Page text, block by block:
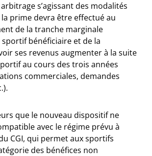
s’agissant des modalités
prime devra être effectué au
de la tranche marginale
bénéficiaire et de la
ses revenus augmenter à la suite
au cours des trois années
commerciales, demandes
que le nouveau dispositif ne
avec le régime prévu à
CGI, qui permet aux sportifs
des bénéfices non